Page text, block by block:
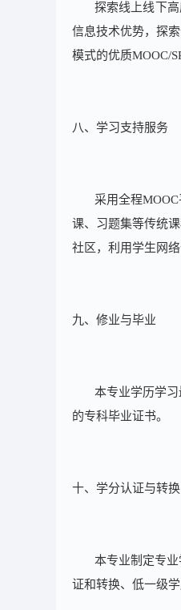
探索线上线下
信息技术优势，探
模式的优质MOOC/
八、学习支持服务
采用全程MOOC
课、习题集等传统
社区，利用学生网
九、修业与毕业
本专业学历学
的专科毕业证书。
十、学分认证与转换
本专业制定专
证和转换、低一级